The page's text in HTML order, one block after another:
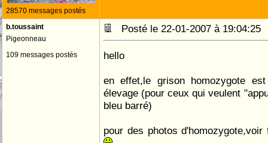
28570 messages postés
b.toussaint
Pigeonneau
109 messages postés
Posté le 22-01-2007 à
hello
en effet,le grison homozygote
élevage (pour ceux qui veulent
bleu barré)
pour des photos